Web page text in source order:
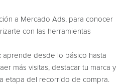
a Mercado Ads, para conocer
con las herramientas
aprende desde lo básico hasta
más visitas, destacar tu marca y
etapa del recorrido de compra.